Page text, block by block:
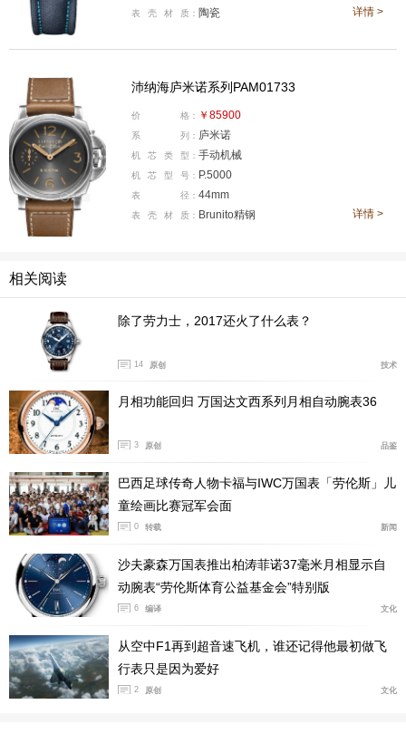
上链对多表收藏玩家格外友好，航海帆布表带也让腕表休
闲氛围感拉满。
沛纳海庐米诺系列PAM01733腕表
产品型号:PAM01733
国内公价:￥85900
腕表直径:44毫米
机芯类型:手动机械
机芯型号:P.5000
表壳材质:Brunito精钢
防水深度:300米
表款详情：https://www.xbiao.com/panerai/105550/
腕表点评：作为庐米诺经典八日链款式，44mm复古Bruni
to做旧精钢表壳搭配标志性表冠护桥，炭灰简约盘面自带
复古军表质感，辨识度拉满。内部搭载P.5000手动自产机
芯，21600次/小时振频，双发条盒设计直接拉满至192小
时八日超长动储。全表300米防水，一周只需手动上链一
次，哪怕接连多日搁置不戴也不易停走，偏爱大表径复古
表 壳 材 质： 陶瓷 详情 >
沛纳海庐米诺系列PAM01733
价 格： ￥85900
系 列： 庐米诺
机 芯 类 型： 手动机械
机 芯 型 号： P.5000
表 径： 44mm
表 壳 材 质： Brunito精钢 详情 >
相关阅读
除了劳力士，2017还火了什么表？
14 原创 技术
月相功能回归 万国达文西系列月相自动腕表36
3 原创 品鉴
巴西足球传奇人物卡福与IWC万国表「劳伦斯」儿
童绘画比赛冠军会面
0 转载 新闻
沙夫豪森万国表推出柏涛菲诺37毫米月相显示自
动腕表“劳伦斯体育公益基金会”特别版
6 编译 文化
从空中F1再到超音速飞机，谁还记得他最初做飞
行表只是因为爱好
2 原创 文化